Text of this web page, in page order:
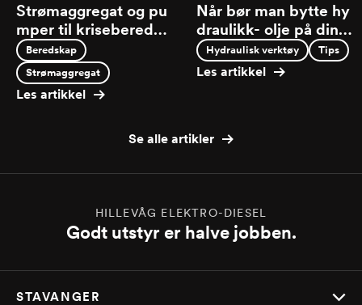
Strømaggregat og pu
mper til kriseberedsk
ap – kjøp eller leie
Beredskap
Strømaggregat
Les artikkel
Når bør man bytte hy
draulikk- olje på dine
Enerpac produkter?
Hydraulisk verktøy Tips
Les artikkel
Se alle artikler
HILLEVÅG ELEKTRO-DIESEL
Godt utstyr er halve jobben.
STAVANGER